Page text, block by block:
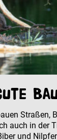
Straßen,
auch in der
und